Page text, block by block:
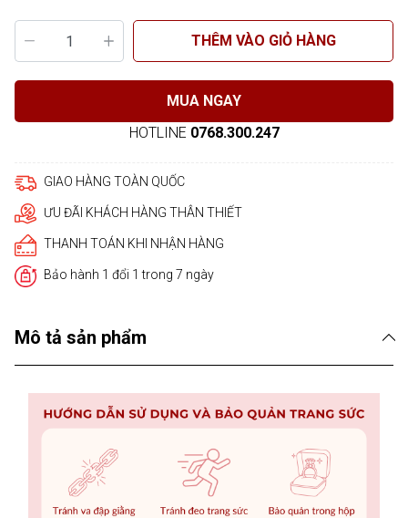
THÊM VÀO GIỎ HÀNG
MUA NGAY
HOTLINE 0768.300.247
GIAO HÀNG TOÀN QUỐC
ƯU ĐÃI KHÁCH HÀNG THÂN THIẾT
THANH TOÁN KHI NHẬN HÀNG
Bảo hành 1 đổi 1 trong 7 ngày
Mô tả sản phẩm